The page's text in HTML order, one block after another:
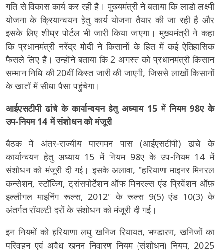
गति से विकास कार्य कर रही है। मुख्यमंत्री ने बताया कि लाडो लक्ष्मी
योजना के क्रियान्वयन हेतु कार्य योजना तैयार की जा रही है और
इसके लिए शीघ्र पोर्टल भी जारी किया जाएगा। मुख्यमंत्री ने कहा
कि प्रधानमंत्री नरेंद्र मोदी ने किसानों के हित में कई ऐतिहासिक
फैसले लिए हैं। उन्होंने बताया कि 2 अगस्त को प्रधानमंत्री किसान
सम्मान निधि की 20वीं किस्त जारी की जाएगी, जिससे लाखों किसानों
के खातों में सीधा पैसा पहुंचेगा।
आईएसटीपी ढांचे के कार्यान्वयन हेतु अध्याय 15 में नियम 98ए के
उप-नियम 14 में संशोधन को मंजूरी
बैठक में अंतर-राज्यीय पारगमन पास (आईएसटीपी) ढांचे के
कार्यान्वयन हेतु अध्याय 15 में नियम 98ए के उप-नियम 14 में
संशोधन को मंजूरी दी गई। इसके अलावा, "हरियाणा माइनर मिनरल
कन्सेशन, स्टॉकिंग, ट्रांसपोर्टेशन ऑफ मिनरल्स एंड प्रिवेंशन ऑफ़
इल्लीगल माइनिंग रूल्स, 2012" के रूल्स 9(5) एंड 10(3) के
अंतर्गत रॉयल्टी दरों के संशोधन को मंजूरी दी गई।
इन नियमों को हरियाणा लघु खनिज रियायत, भण्डारण, खनिजों का
परिवहन एवं अवैध खनन निवारण नियम (संशोधन) नियम, 2025